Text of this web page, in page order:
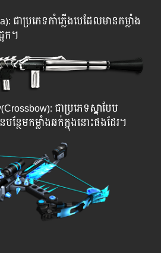
ជាប្រភេទកាំភ្លើងបេដែលមានកម្លាំង
ក។
ជាប្រភេទស្នាបែប
បន្ថែមកម្លាំងឆក់ក្នុងនោះផងដែរ។